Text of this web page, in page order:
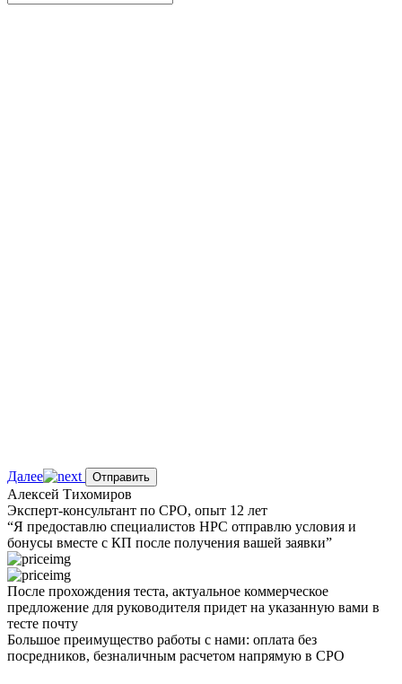
Далее Отправить
Алексей Тихомиров
Эксперт-консультант по СРО, опыт 12 лет
“Я предоставлю специалистов НРС отправлю условия и
бонусы вместе с КП после получения вашей заявки”
После прохождения теста, актуальное коммерческое
предложение для руководителя придет на указанную вами в
тесте почту
Большое преимущество работы с нами: оплата без
посредников, безналичным расчетом напрямую в СРО